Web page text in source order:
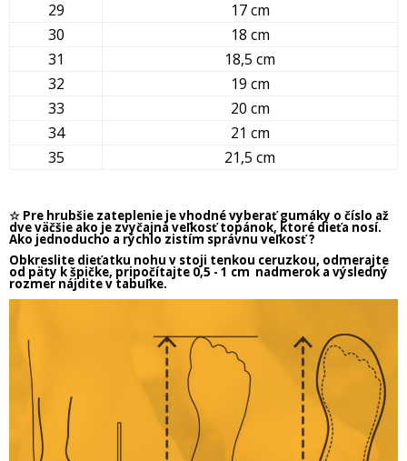
29
17 cm
30
18 cm
31
18,5 cm
32
19 cm
33
20 cm
34
21 cm
35
21,5 cm
☆ Pre hrubšie zateplenie je vhodné vyberať gumáky o číslo až
dve väčšie ako je zvyčajná veľkosť topánok, ktoré dieťa nosí.
Ako jednoducho a rýchlo zistím správnu veľkosť ?
Obkreslite dieťatku nohu v stoji tenkou ceruzkou, odmerajte
od päty k špičke, pripočítajte 0,5 - 1 cm nadmerok a výsledný
rozmer nájdite v tabuľke.